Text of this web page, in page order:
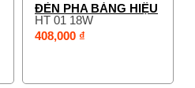
ĐÈN PHA BẢNG HIỆU
HT 01 18W
408,000 ₫